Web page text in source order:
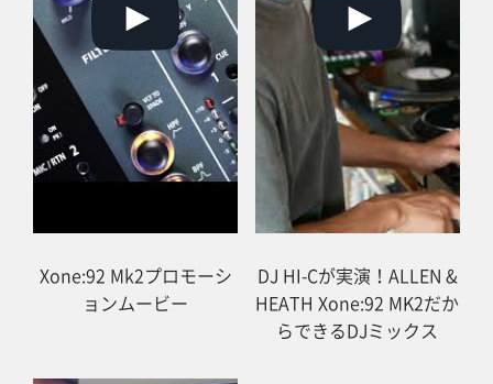
Xone:92 Mk2プロモーシ
ョンムービー
DJ HI-Cが実演！ALLEN &
HEATH Xone:92 MK2だか
らできるDJミックス